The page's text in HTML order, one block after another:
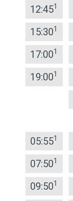
12:451
15:301
17:001
19:001
05:551
07:501
09:501